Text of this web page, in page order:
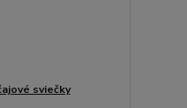
sviečky